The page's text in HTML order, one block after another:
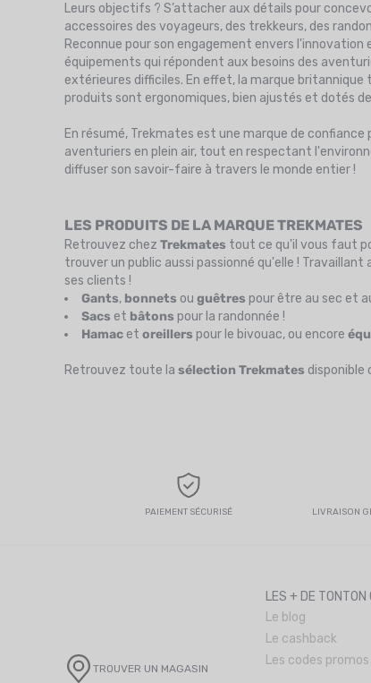
Leurs objectifs ? S’attacher aux détails pour
accessoires des voyageurs, des trekkeurs, des
Reconnue pour son engagement envers
équipements qui répondent aux besoins des
extérieures difficiles. En effet, la marque
produits sont ergonomiques, bien ajustés et dotés
En résumé, Trekmates est une marque de confiance
aventuriers en plein air, tout en respectant
diffuser son savoir-faire à travers le monde entier !
LES PRODUITS DE LA MARQUE TREKMATES
Retrouvez chez Trekmates tout ce qu'il vous faut
trouver un public aussi passionné qu'elle ! Travaillant
ses clients !
Gants, bonnets ou guêtres pour être au sec et
Sacs et bâtons pour la randonnée !
Hamac et oreillers pour le bivouac, ou encore
Retrouvez toute la sélection Trekmates disponible
PAIEMENT SÉCURISÉ LIVRAISON
TROUVER UN MAGASIN
LES + DE TONTON
Le blog
Le cashback
Les codes promos